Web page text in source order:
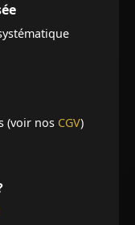
(voir nos CGV)